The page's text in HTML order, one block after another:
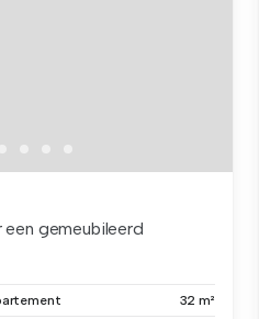
gemeubileerd
32 m²